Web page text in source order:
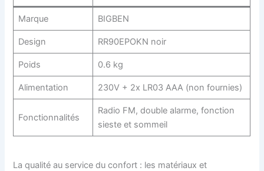
Marque BIGBEN
Design RR90EPOKN noir
Poids 0.6 kg
Alimentation 230V + 2x LR03 AAA (non fournies)
Fonctionnalités
Radio FM, double alarme, fonction
sieste et sommeil
La qualité au service du confort : les matériaux et